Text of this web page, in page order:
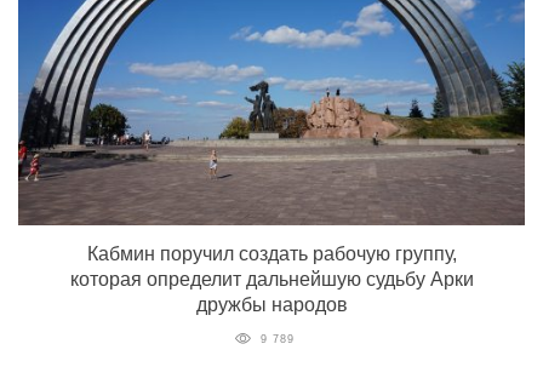
Кабмин поручил создать рабочую группу,
которая определит дальнейшую судьбу Арки
дружбы народов
9 789